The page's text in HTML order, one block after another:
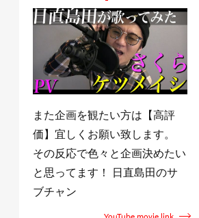
めたい
少しでもまた観たいと
けて《チャンネル登録
けたら喜びますm(_
新台を全て収録する事